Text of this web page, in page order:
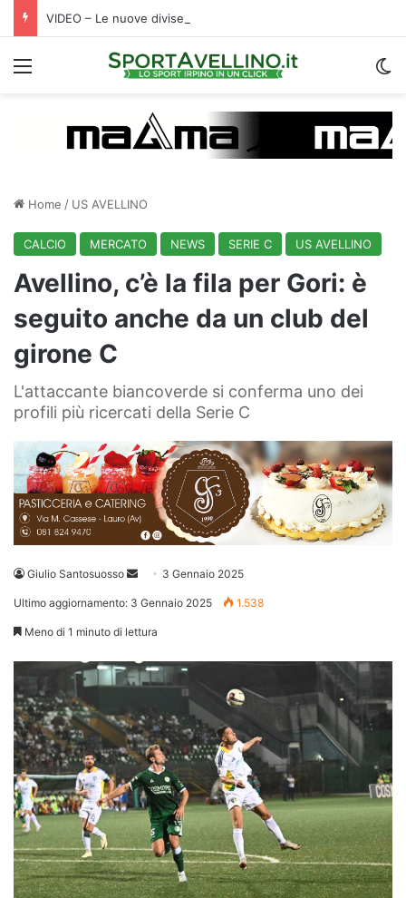
Menu
Home / US AVELLINO
CALCIO MERCATO NEWS SERIE C US AVELLINO
Avellino, c’è la fila per Gori: è
seguito anche da un club del
girone C
L'attaccante biancoverde si conferma uno dei
profili più ricercati della Serie C
Giulio Santosuosso
Invia 3 Gennaio 2025
Ultimo aggiornamento: 3 Gennaio 2025 1.538
Meno di 1 minuto di lettura